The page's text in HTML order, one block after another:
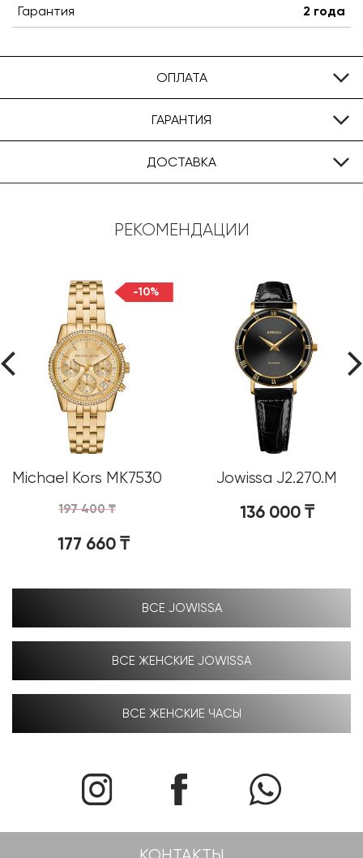
Гарантия 2 года
ОПЛАТА
ГАРАНТИЯ
ДОСТАВКА
РЕКОМЕНДАЦИИ
Michael Kors MK7530
197 400₸
177 660₸
-10%
Jowissa J2.270.M
136 000₸
ВСЕ JOWISSA
ВСЕ ЖЕНСКИЕ JOWISSA
ВСЕ ЖЕНСКИЕ ЧАСЫ